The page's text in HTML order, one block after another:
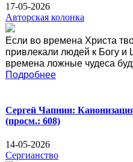
17-05-2026
Авторская колонка
Если во времена Христа
привлекали людей к Богу и
времена ложные чудеса
Подробнее
Сергей Чапнин:
(просм.: 608)
14-05-2026
Сергианство